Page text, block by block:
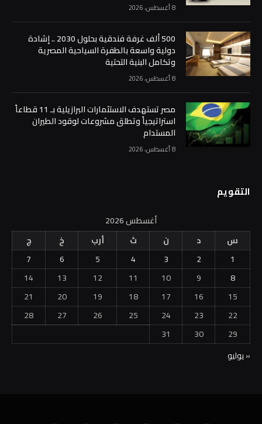
8 أغسطس، 2026
500 ألف غرفة فندقية بحلول 2030 .. إشادة
دولية واسعة بالطفرة السياحية المصرية
وتكامل البنية التحتية
8 أغسطس، 2026
مصر تستهدف الاستثمارات البرازيلية بـ 11 قطاعاً
استراتيجياً وتطلق مشروعات لوقود الطيران
المستدام
8 أغسطس، 2026
التقويم
أغسطس 2026
س
د ن ث أرب خ
ج
1
2
3
4
5
6
7
8
9
10
11
12
13
14
15
16
17
18
19
20
21
22
23
24
25
26
27
28
29
30
31
« يوليو